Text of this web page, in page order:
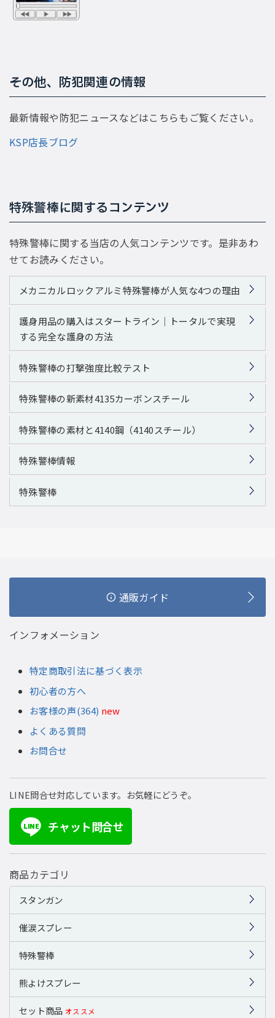
その他、防犯関連の情報
最新情報や防犯ニュースなどはこちらもご覧ください。
KSP店長ブログ
特殊警棒に関するコンテンツ
特殊警棒に関する当店の人気コンテンツです。是非あわ
せてお読みください。
メカニカルロックアルミ特殊警棒が人気な4つの理由
護身用品の購入はスタートライン｜トータルで実現
する完全な護身の方法
特殊警棒の打撃強度比較テスト
特殊警棒の新素材4135カーボンスチール
特殊警棒の素材と4140鋼（4140スチール）
特殊警棒情報
特殊警棒
通販ガイド
インフォメーション
特定商取引法に基づく表示
初心者の方へ
お客様の声(364) new
よくある質問
お問合せ
LINE問合せ対応しています。お気軽にどうぞ。
LINE チャット問合せ
商品カテゴリ
スタンガン
催涙スプレー
特殊警棒
熊よけスプレー
セット商品 オススメ